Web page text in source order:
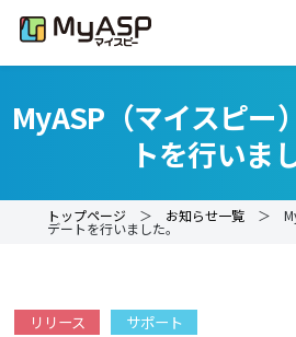
MyASP（マイスピー
トを行いま
トップページ ＞ お知らせ一覧 ＞
デートを行いました。
リリース サポート